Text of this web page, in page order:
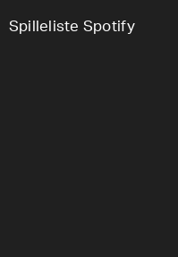
Spilleliste Spotify